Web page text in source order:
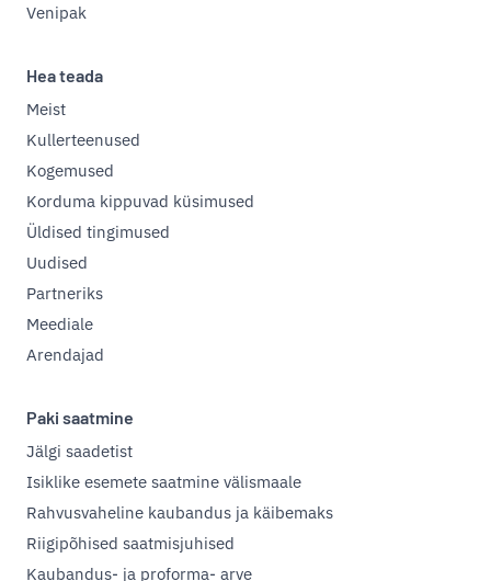
Venipak
Hea teada
Meist
Kullerteenused
Kogemused
Korduma kippuvad küsimused
Üldised tingimused
Uudised
Partneriks
Meediale
Arendajad
Paki saatmine
Jälgi saadetist
Isiklike esemete saatmine välismaale
Rahvusvaheline kaubandus ja käibemaks
Riigipõhised saatmisjuhised
Kaubandus- ja proforma- arve